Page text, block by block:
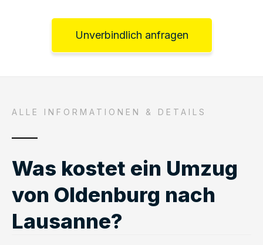
Unverbindlich anfragen
ALLE INFORMATIONEN & DETAILS
Was kostet ein Umzug
von Oldenburg nach
Lausanne?